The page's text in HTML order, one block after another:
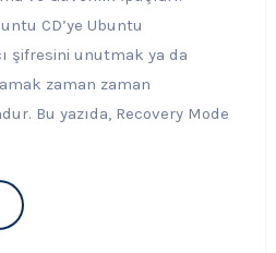
CD’ye Ubuntu
şifresini unutmak ya da
zaman zaman
Bu yazıda, Recovery Mode